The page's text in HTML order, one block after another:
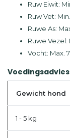
Ruw Eiwit:
Ruw Vet: Min.
Ruwe As:
Ruwe Vezel:
Vocht: Max.
Gewicht hond
1 - 5 kg